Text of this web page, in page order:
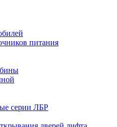
питания
серии ЛБР